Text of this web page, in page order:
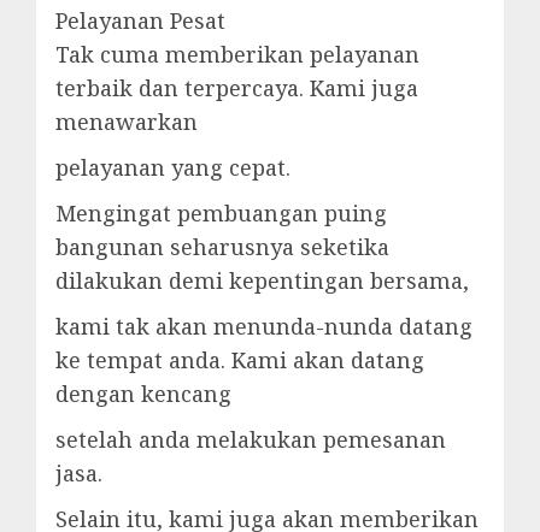
Pelayanan Pesat
Tak cuma memberikan pelayanan
terbaik dan terpercaya. Kami juga
menawarkan
pelayanan yang cepat.
Mengingat pembuangan puing
bangunan seharusnya seketika
dilakukan demi kepentingan bersama,
kami tak akan menunda-nunda datang
ke tempat anda. Kami akan datang
dengan kencang
setelah anda melakukan pemesanan
jasa.
Selain itu, kami juga akan memberikan